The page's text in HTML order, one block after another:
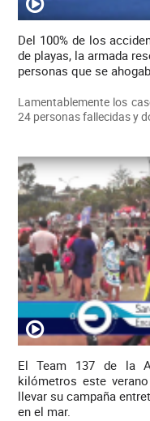
Del 100% de los
de playas, la armada
personas que se
Lamentablemente los
24 personas fallecidas y
El Team 137 de la
kilómetros este
llevar su campaña
en el mar.